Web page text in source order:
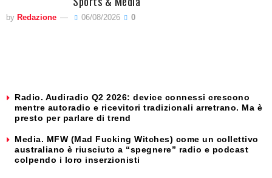
by Redazione 06/08/2026 0
Radio. Audiradio Q2 2026: device connessi crescono
mentre autoradio e ricevitori tradizionali arretrano. Ma è
presto per parlare di trend
Media. MFW (Mad Fucking Witches) come un collettivo
australiano è riusciuto a “spegnere” radio e podcast
colpendo i loro inserzionisti